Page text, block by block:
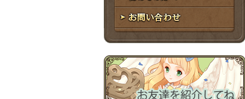
初めての方へ
お問い合わせ